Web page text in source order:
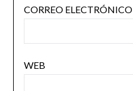
CORREO ELECTRÓNICO
WEB